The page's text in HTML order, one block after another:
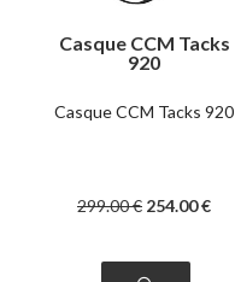
Casque CCM Tacks
920
Casque CCM Tacks 920
299.00€ 254.00€